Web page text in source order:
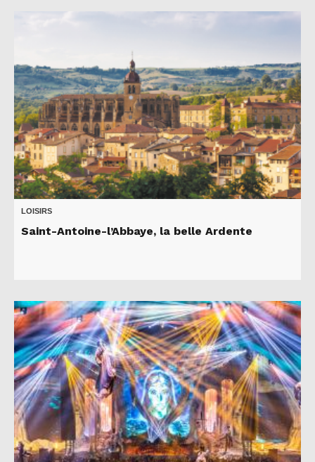
LOISIRS
Saint-Antoine-l’Abbaye, la belle Ardente